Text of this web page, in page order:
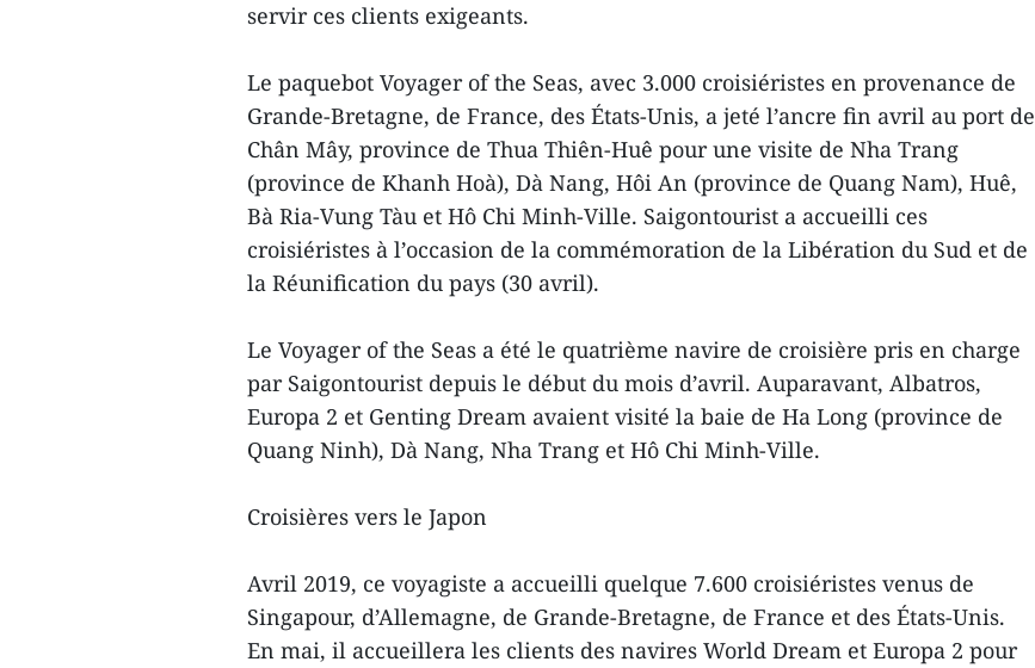
servir ces clients exigeants.
Le paquebot Voyager of the Seas, avec 3.000 croisiéristes en provenance de
Grande-Bretagne, de France, des États-Unis, a jeté l’ancre fin avril au port de
Chân Mây, province de Thua Thiên-Huê pour une visite de Nha Trang
(province de Khanh Hoà), Dà Nang, Hôi An (province de Quang Nam), Huê,
Bà Ria-Vung Tàu et Hô Chi Minh-Ville. Saigontourist a accueilli ces
croisiéristes à l’occasion de la commémoration de la Libération du Sud et de
la Réunification du pays (30 avril).
Le Voyager of the Seas a été le quatrième navire de croisière pris en charge
par Saigontourist depuis le début du mois d’avril. Auparavant, Albatros,
Europa 2 et Genting Dream avaient visité la baie de Ha Long (province de
Quang Ninh), Dà Nang, Nha Trang et Hô Chi Minh-Ville.
Croisières vers le Japon
Avril 2019, ce voyagiste a accueilli quelque 7.600 croisiéristes venus de
Singapour, d’Allemagne, de Grande-Bretagne, de France et des États-Unis.
En mai, il accueillera les clients des navires World Dream et Europa 2 pour